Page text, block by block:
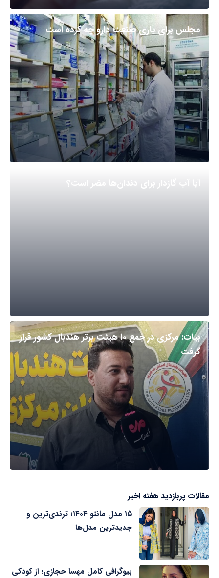
مجلس برای یاری صنعت دارو چه کرده است
آیا آب گازدار برای دندان‌ها مضر است؟
بیات: مرکزی در جمع ۱۰ هیئت برتر هندبال کشور قرار
گرفت
مقالات پربازدید هفته اخیر
۱۵ مدل مانتو ۱۴۰۴؛ ترندی‌ترین و
جدیدترین مدل‌ها
بیوگرافی کامل مهسا حجازی؛ از کودکی